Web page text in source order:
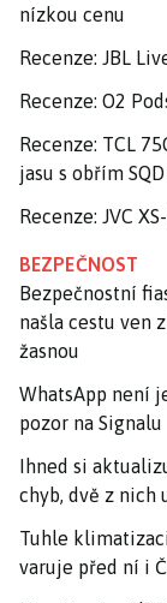
nízkou cenu
Recenze: JBL
Recenze: O2
Recenze: TCL
jasu s obřím
Recenze: JVC
BEZPEČNOST
Bezpečnostní
našla cestu ven
žasnou
WhatsApp není
pozor na Signalu
Ihned si
chyb, dvě z nich
Tuhle
varuje před ní i